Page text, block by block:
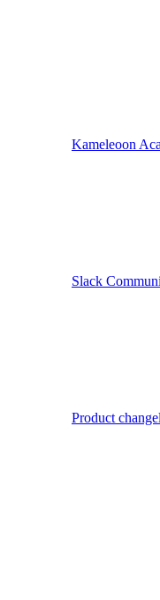
Kameleoon
Slack
Product